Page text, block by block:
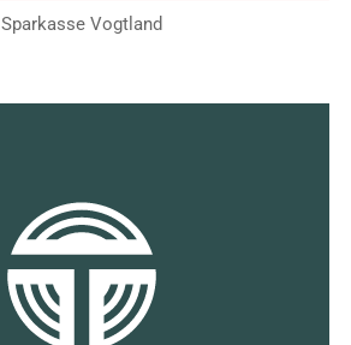
Sparkasse Vogtland